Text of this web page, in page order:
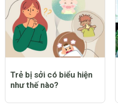
Trẻ bị sởi có biểu hiện
như thế nào?